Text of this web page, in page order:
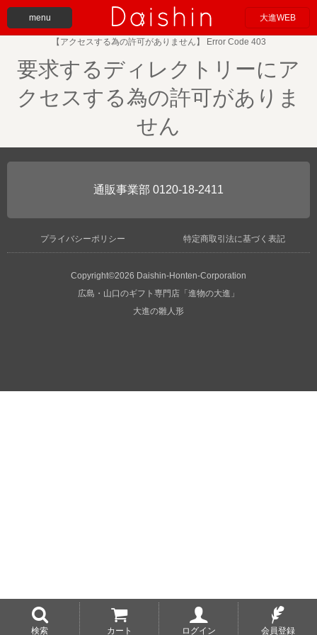
menu 大進WEB
検索 カート ログイン 会員登録
【アクセスする為の許可がありません】 Error Code 403
要求するディレクトリーにア
クセスする為の許可がありま
せん
0120-18-2411
プライバシーポリシー 特定商取引法に基づく表記
Copyright©2026 Daishin-Honten-Corporation
広島・山口のギフト専門店「進物の大進」
大進の雛人形